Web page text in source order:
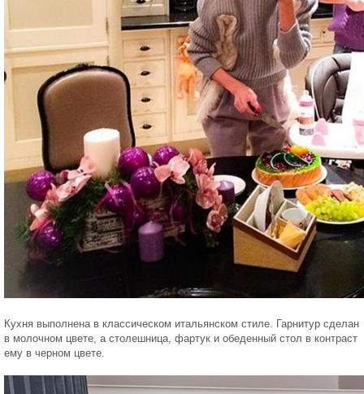
Кухня выполнена в классическом итальянском стиле. Гарнитур сделан
в молочном цвете, а столешница, фартук и обеденный стол в контраст
ему в черном цвете.